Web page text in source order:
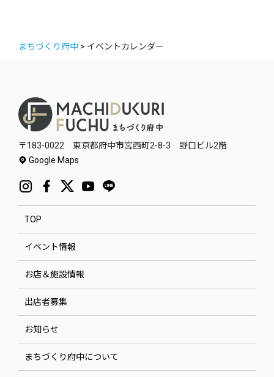
まちづくり府中 > イベントカレンダー
〒183-0022 東京都府中市宮西町2-8-3 野口ビル2階
Google Maps
TOP
イベント情報
お店＆施設情報
出店者募集
お知らせ
まちづくり府中について